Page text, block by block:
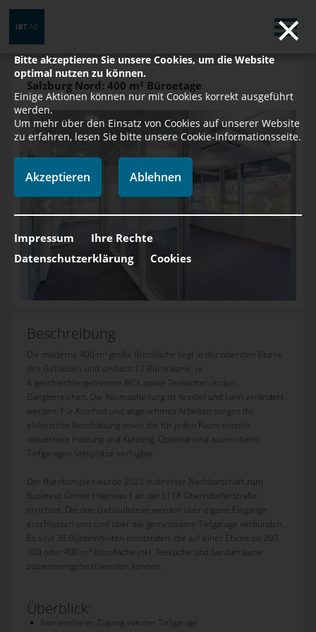
×
Bitte akzeptieren Sie unsere Cookies, um die Website
optimal nutzen zu können.
Einige Aktionen können nur mit Cookies korrekt ausgeführt
werden.
Um mehr über den Einsatz von Cookies auf unserer Website
zu erfahren, lesen Sie bitte unsere Cookie-Informationsseite.
Akzeptieren Ablehnen
Impressum
Ihre Rechte
Datenschutzerklärung
Cookies
Salzburg Nord: 400 m² Büroetage
Beschreibung
Die moderne 400 m² große Bürofläche liegt in der obersten Ebene
des Gebäudes und umfasst 12 Büroräume, je
4 geschlechtergetrennte WCs sowie Teeküchen in den
Gangbereichen. Die Raumaufteilung ist flexibel und kann verändert
werden. Für Komfort und angenehmes Arbeiten sorgen die
elektrische Beschattung sowie die für jeden Raum einzeln
steuerbare Heizung und Kühlung. Optional sind ausreichend
Tiefgaragen-Stellplätze verfügbar.
Der Bürokomplex wurde 2023 in direkter Nachbarschaft zum
Business Center Hagenau 1 an der L118 Oberndorferstraße
errichtet. Die drei Gebäudeteile werden über eigene Eingänge
erschlossen und sind über die gemeinsame Tiefgarage verbunden.
Es sind 39 Büroeinheiten entstanden, die auf einer Ebene zu 200,
300 oder 400 m² Bürofläche inkl. Teeküche und Sanitärräume
zusammengefasst werden können.
Überblick:
barrierefreier Zugang von der Tiefgarage